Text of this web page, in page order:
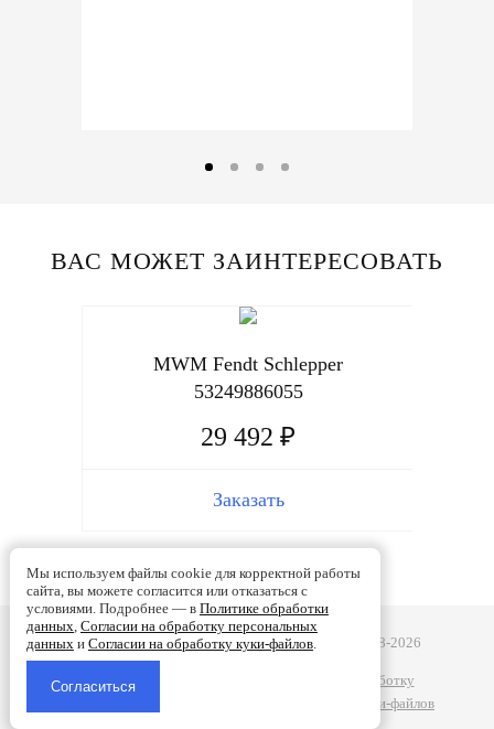
ВАС МОЖЕТ ЗАИНТЕРЕСОВАТЬ
MWM Fendt Schlepper
53249886055
29 492 ₽
Заказать
Турбобаланс - Ремонт турбин в Смоленске | 2008-2026
Политике обработки данных
Согласии на обработку
Согласии на обработку куки-файлов
Мы используем файлы cookie для корректной работы
сайта, вы можете согласится или отказаться с
условиями. Подробнее — в Политике обработки
данных, Согласии на обработку персональных
данныхи Согласии на обработку куки-файлов.